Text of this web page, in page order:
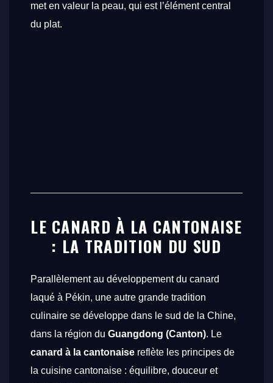
met en valeur la peau, qui est l’élément central
du plat.
LE CANARD À LA CANTONAISE
: LA TRADITION DU SUD
Parallèlement au développement du canard
laqué à Pékin, une autre grande tradition
culinaire se développe dans le sud de la Chine,
dans la région du Guangdong (Canton). Le
canard à la cantonaise reflète les principes de
la cuisine cantonaise : équilibre, douceur et